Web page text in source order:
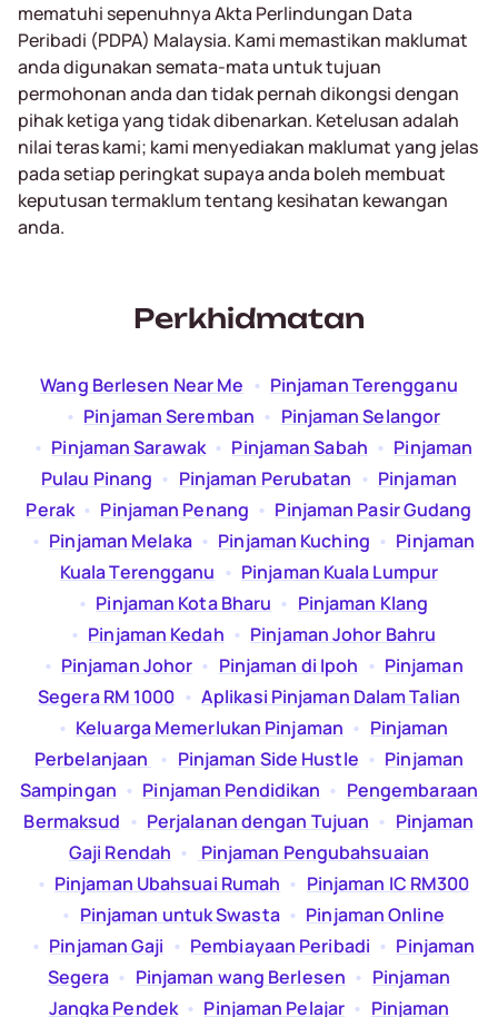
mematuhi sepenuhnya Akta Perlindungan Data
Peribadi (PDPA) Malaysia. Kami memastikan maklumat
anda digunakan semata-mata untuk tujuan
permohonan anda dan tidak pernah dikongsi dengan
pihak ketiga yang tidak dibenarkan. Ketelusan adalah
nilai teras kami; kami menyediakan maklumat yang jelas
pada setiap peringkat supaya anda boleh membuat
keputusan termaklum tentang kesihatan kewangan
anda.
Perkhidmatan
Wang Berlesen Near Me
  •
Pinjaman Terengganu
  •
Pinjaman Seremban
  •
Pinjaman Selangor
  •
Pinjaman Sarawak
  •
Pinjaman Sabah
  •
Pinjaman
Pulau Pinang
  •
Pinjaman Perubatan
  •
Pinjaman
Perak
  •
Pinjaman Penang
  •
Pinjaman Pasir Gudang
  •
Pinjaman Melaka
  •
Pinjaman Kuching
  •
Pinjaman
Kuala Terengganu
  •
Pinjaman Kuala Lumpur
  •
Pinjaman Kota Bharu
  •
Pinjaman Klang
  •
Pinjaman Kedah
  •
Pinjaman Johor Bahru
  •
Pinjaman Johor
  •
Pinjaman di Ipoh
  •
Pinjaman
Segera RM 1000
  •
Aplikasi Pinjaman Dalam Talian
  •
Keluarga Memerlukan Pinjaman
  •
Pinjaman
Perbelanjaan
  •
Pinjaman Side Hustle
  •
Pinjaman
Sampingan
  •
Pinjaman Pendidikan
  •
Pengembaraan
Bermaksud
  •
Perjalanan dengan Tujuan
  •
Pinjaman
Gaji Rendah
  •
Pinjaman Pengubahsuaian
  •
Pinjaman Ubahsuai Rumah
  •
Pinjaman IC RM300
  •
Pinjaman untuk Swasta
  •
Pinjaman Online
  •
Pinjaman Gaji
  •
Pembiayaan Peribadi
  •
Pinjaman
Segera
  •
Pinjaman wang Berlesen
  •
Pinjaman
Jangka Pendek
  •
Pinjaman Pelajar
  •
Pinjaman